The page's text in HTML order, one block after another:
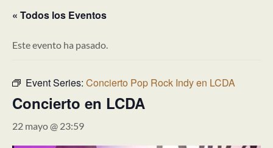
« Todos los Eventos
Este evento ha pasado.
Event Series: Concierto Pop Rock Indy en LCDA
Concierto en LCDA
22 mayo @ 23:59